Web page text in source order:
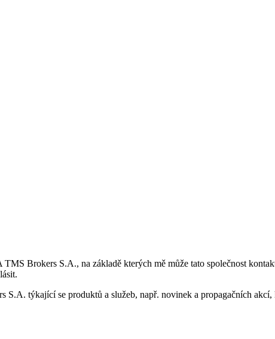
Brokers S.A., na základě kterých mě může tato společnost
týkající se produktů a služeb, např. novinek a propagačních akcí,